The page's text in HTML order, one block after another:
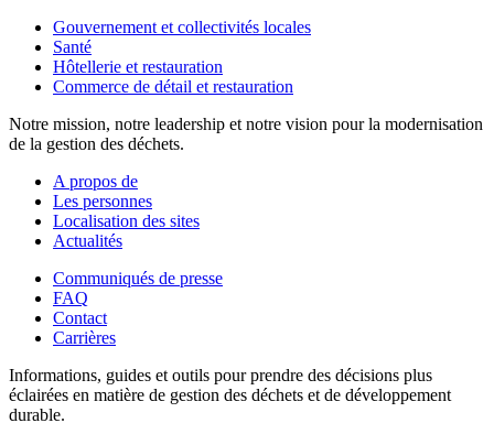
Gouvernement et collectivités locales
Santé
Hôtellerie et restauration
Commerce de détail et restauration
Notre mission, notre leadership et notre vision pour la modernisation
de la gestion des déchets.
A propos de
Les personnes
Localisation des sites
Actualités
Communiqués de presse
FAQ
Contact
Carrières
Informations, guides et outils pour prendre des décisions plus
éclairées en matière de gestion des déchets et de développement
durable.